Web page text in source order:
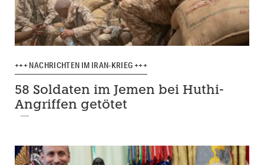
+++ NACHRICHTEN IM IRAN-KRIEG +++
58 Soldaten im Jemen bei Huthi-
Angriffen getötet